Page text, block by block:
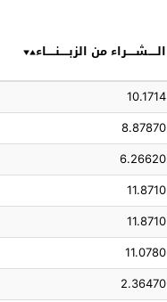
الـــــشـــــراء من الزبـــــنـــــاء
10.1714
8.87870
6.26620
11.8710
11.8710
11.0780
2.36470